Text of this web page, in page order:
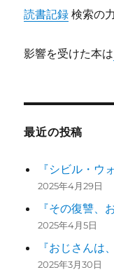
読書記録 検索の
影響を受けた本は
最近の投稿
『シビル・ウ
2025年4月29日
『その復讐、
2025年4月5日
『おじさんは
2025年3月30日